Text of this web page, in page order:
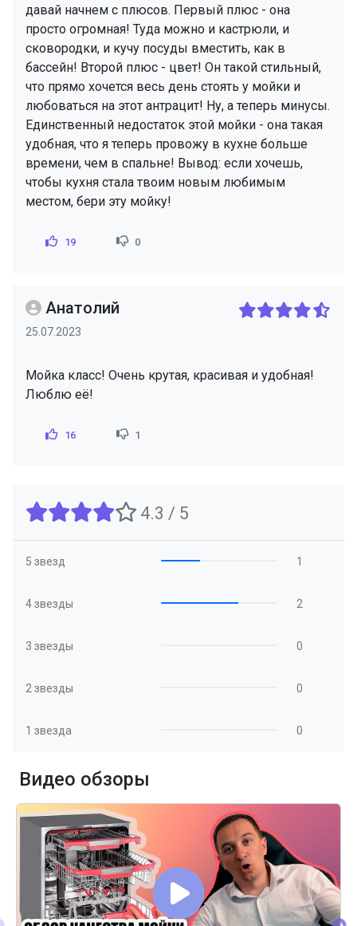
давай начнем с плюсов. Первый плюс - она
просто огромная! Туда можно и кастрюли, и
сковородки, и кучу посуды вместить, как в
бассейн! Второй плюс - цвет! Он такой стильный,
что прямо хочется весь день стоять у мойки и
любоваться на этот антрацит! Ну, а теперь минусы.
Единственный недостаток этой мойки - она такая
удобная, что я теперь провожу в кухне больше
времени, чем в спальне! Вывод: если хочешь,
чтобы кухня стала твоим новым любимым
местом, бери эту мойку!
19 0
Анатолий
25.07.2023
Мойка класс! Очень крутая, красивая и удобная!
Люблю её!
16 1
4.3 / 5
5 звезд 1
4 звезды 2
3 звезды 0
2 звезды 0
1 звезда 0
Видео обзоры